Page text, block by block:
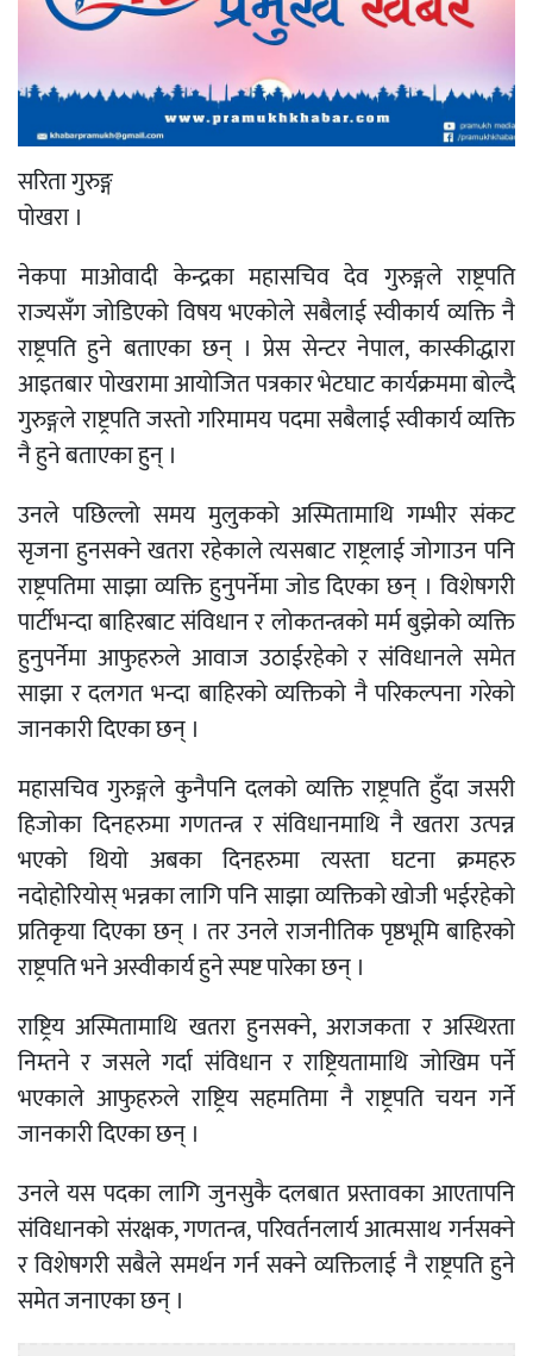
सरिता गुरुङ्ग
पोखरा ।
नेकपा माओवादी केन्द्रका महासचिव देव गुरुङ्गले राष्ट्रपति
राज्यसँग जोडिएको विषय भएकोले सबैलाई स्वीकार्य व्यक्ति नै
राष्ट्रपति हुने बताएका छन् । प्रेस सेन्टर नेपाल, कास्कीद्धारा
आइतबार पोखरामा आयोजित पत्रकार भेटघाट कार्यक्रममा बोल्दै
गुरुङ्गले राष्ट्रपति जस्तो गरिमामय पदमा सबैलाई स्वीकार्य व्यक्ति
नै हुने बताएका हुन् ।
उनले पछिल्लो समय मुलुकको अस्मितामाथि गम्भीर संकट
सृजना हुनसक्ने खतरा रहेकाले त्यसबाट राष्ट्रलाई जोगाउन पनि
राष्ट्रपतिमा साझा व्यक्ति हुनुपर्नेमा जोड दिएका छन् । विशेषगरी
पार्टीभन्दा बाहिरबाट संविधान र लोकतन्त्रको मर्म बुझेको व्यक्ति
हुनुपर्नेमा आफुहरुले आवाज उठाईरहेको र संविधानले समेत
साझा र दलगत भन्दा बाहिरको व्यक्तिको नै परिकल्पना गरेको
जानकारी दिएका छन् ।
महासचिव गुरुङ्गले कुनैपनि दलको व्यक्ति राष्ट्रपति हुँदा जसरी
हिजोका दिनहरुमा गणतन्त्र र संविधानमाथि नै खतरा उत्पन्न
भएको थियो अबका दिनहरुमा त्यस्ता घटना क्रमहरु
नदोहोरियोस् भन्नका लागि पनि साझा व्यक्तिको खोजी भईरहेको
प्रतिकृया दिएका छन् । तर उनले राजनीतिक पृष्ठभूमि बाहिरको
राष्ट्रपति भने अस्वीकार्य हुने स्पष्ट पारेका छन् ।
राष्ट्रिय अस्मितामाथि खतरा हुनसक्ने, अराजकता र अस्थिरता
निम्तने र जसले गर्दा संविधान र राष्ट्रियतामाथि जोखिम पर्ने
भएकाले आफुहरुले राष्ट्रिय सहमतिमा नै राष्ट्रपति चयन गर्ने
जानकारी दिएका छन् ।
उनले यस पदका लागि जुनसुकै दलबात प्रस्तावका आएतापनि
संविधानको संरक्षक, गणतन्त्र, परिवर्तनलार्य आत्मसाथ गर्नसक्ने
र विशेषगरी सबैले समर्थन गर्न सक्ने व्यक्तिलाई नै राष्ट्रपति हुने
समेत जनाएका छन् ।